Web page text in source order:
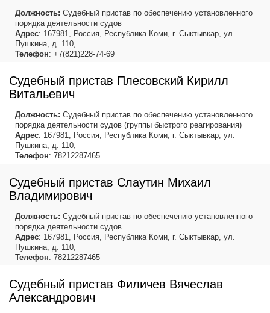
Должность: Судебный пристав по обеспечению установленного
порядка деятельности судов
Адрес: 167981, Россия, Республика Коми, г. Сыктывкар, ул.
Пушкина, д. 110,
Телефон: +7(821)228-74-69
Судебный пристав Плесовский Кирилл
Витальевич
Должность: Судебный пристав по обеспечению установленного
порядка деятельности судов (группы быстрого реагирования)
Адрес: 167981, Россия, Республика Коми, г. Сыктывкар, ул.
Пушкина, д. 110,
Телефон: 78212287465
Судебный пристав Слаутин Михаил
Владимирович
Должность: Судебный пристав по обеспечению установленного
порядка деятельности судов
Адрес: 167981, Россия, Республика Коми, г. Сыктывкар, ул.
Пушкина, д. 110,
Телефон: 78212287465
Судебный пристав Филичев Вячеслав
Александрович